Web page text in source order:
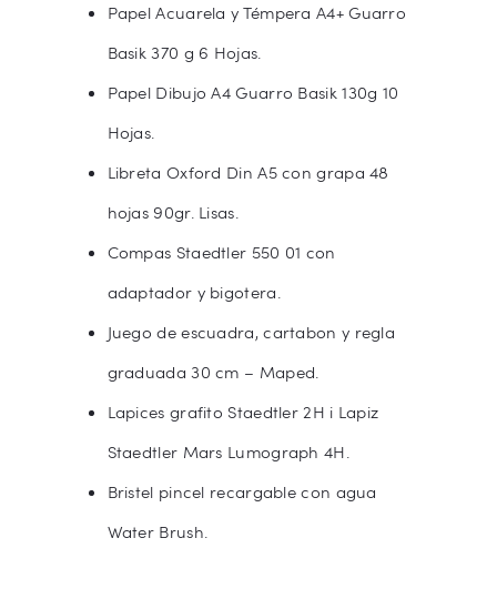
Papel Acuarela y Témpera A4+ Guarro
Basik 370 g 6 Hojas.
Papel Dibujo A4 Guarro Basik 130g 10
Hojas.
Libreta Oxford Din A5 con grapa 48
hojas 90gr. Lisas.
Compas Staedtler 550 01 con
adaptador y bigotera.
Juego de escuadra, cartabon y regla
graduada 30 cm – Maped.
Lapices grafito Staedtler 2H i Lapiz
Staedtler Mars Lumograph 4H.
Bristel pincel recargable con agua
Water Brush.